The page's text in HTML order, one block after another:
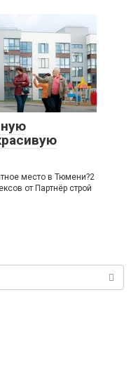
место в Тюмени?2
от Партнёр строй